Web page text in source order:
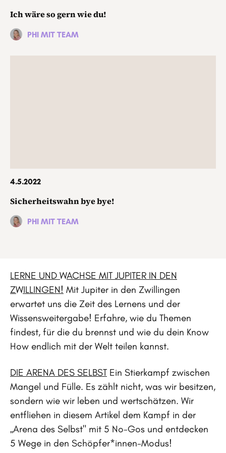
Ich wäre so gern wie du!
PHI MIT TEAM
4.5.2022
Sicherheitswahn bye bye!
PHI MIT TEAM
LERNE UND WACHSE MIT JUPITER IN DEN
ZWILLINGEN! Mit Jupiter in den Zwillingen
erwartet uns die Zeit des Lernens und der
Wissensweitergabe! Erfahre, wie du Themen
findest, für die du brennst und wie du dein Know
How endlich mit der Welt teilen kannst.
DIE ARENA DES SELBST Ein Stierkampf zwischen
Mangel und Fülle. Es zählt nicht, was wir besitzen,
sondern wie wir leben und wertschätzen. Wir
entfliehen in diesem Artikel dem Kampf in der
„Arena des Selbst" mit 5 No-Gos und entdecken
5 Wege in den Schöpfer*innen-Modus!